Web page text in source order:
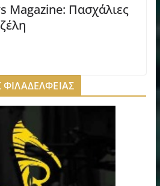
Magazine: Πασχάλιες